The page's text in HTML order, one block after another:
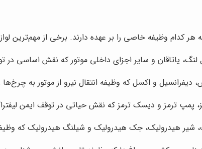
کدام وظیفه خاصی را بر عهده دارند. برخی از مهم‌ترین
یاتاقان و سایر اجزای داخلی موتور که نقش اساسی در
دیفرانسیل و اکسل که وظیفه انتقال نیرو از موتور به چرخ‌ها
پمپ ترمز و دیسک ترمز که نقش حیاتی در توقف ایمن
هیدرولیک، جک هیدرولیک و شیلنگ هیدرولیک که